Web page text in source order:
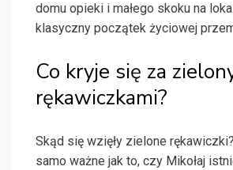
domu opieki i małego skoku na
klasyczny początek życiowej
Co kryje się za
rękawiczkami?
Skąd się wzięły zielone
samo ważne jak to, czy Mikołaj